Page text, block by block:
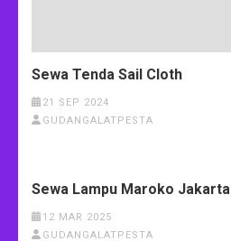
Sewa Tenda Sail Cloth
21 SEP 2024
GUDANGALATPESTA
Sewa Lampu Maroko Jakarta
12 MAR 2025
GUDANGALATPESTA